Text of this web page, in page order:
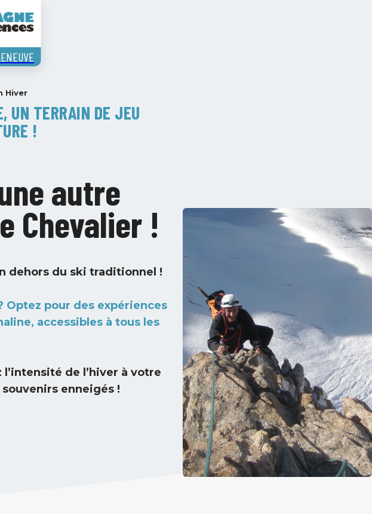
attendent...
Eté
Hiver
UN TERRAIN DE JEU
!
autre
Chevalier !
dehors du ski traditionnel !
Optez pour des expériences
accessibles à tous les
de l’hiver à votre
enneigés !